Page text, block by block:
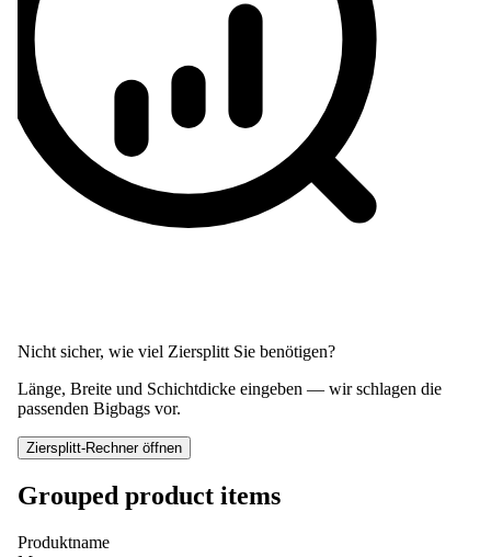
Länge, Breite und Schichtdicke eingeben — wir schlagen die
Ziersplitt-Rechner öffnen
Grouped product items
Produktname